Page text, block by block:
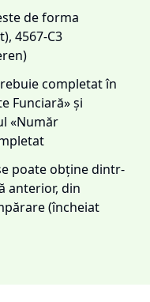
de forma
4567-C3
completat în
Funciară» și
«Număr
poate obține dintr-
anterior, din
(încheiat